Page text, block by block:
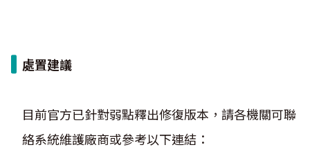
處置建議
目前官方已針對弱點釋出修復版本，請各機關可聯
絡系統維護廠商或參考以下連結：